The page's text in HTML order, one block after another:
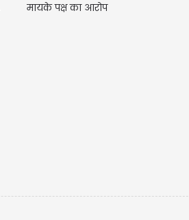
मायके पक्ष का आरोप